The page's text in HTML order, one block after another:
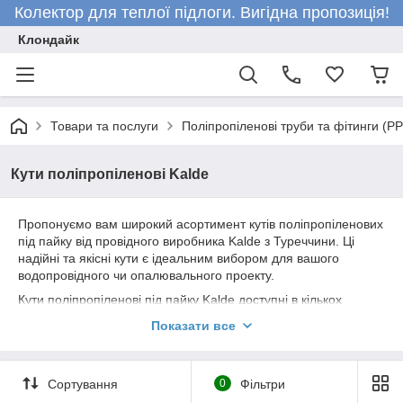
Колектор для теплої підлоги. Вигідна пропозиція!
Клондайк
Товари та послуги Поліпропіленові труби та фітинги
Кути поліпропіленові Kalde
Пропонуємо вам широкий асортимент кутів поліпропіленових
під пайку від провідного виробника Kalde з Туреччини. Ці
надійні та якісні кути є ідеальним вибором для вашого
водопровідного чи опалювального проекту.
Кути поліпропіленові під пайку Kalde доступні в кількох
Різні кути: Ці кути оснащені різьбовими з'єднаннями для
надійної фіксації та забезпечення герметичності системи.
Різьбові кути під пайку Kalde легко монтуються та
Показати все
Сортування 0 Фільтри